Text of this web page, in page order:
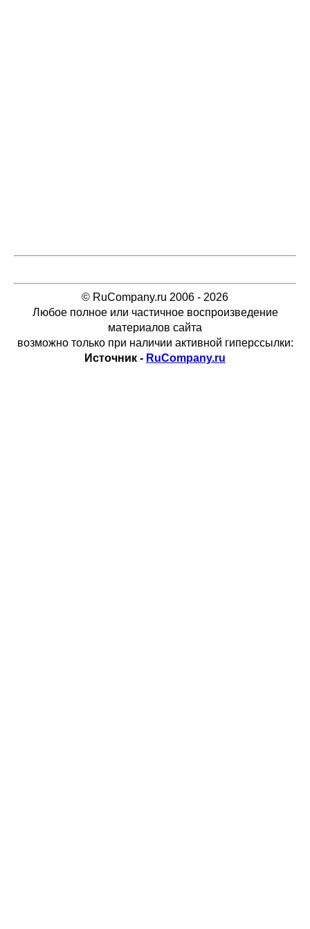
© RuCompany.ru 2006 - 2026
Любое полное или частичное воспроизведение
материалов сайта
возможно только при наличии активной гиперссылки:
Источник - RuCompany.ru